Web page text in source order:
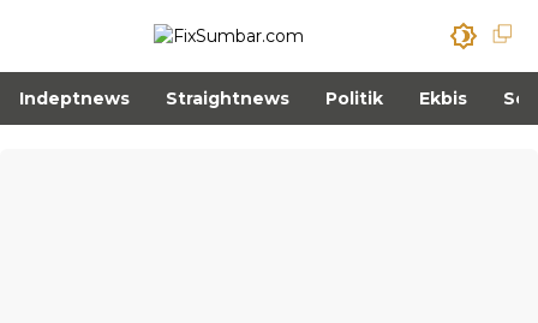
Indeptnews Straightnews Politik Ekbis